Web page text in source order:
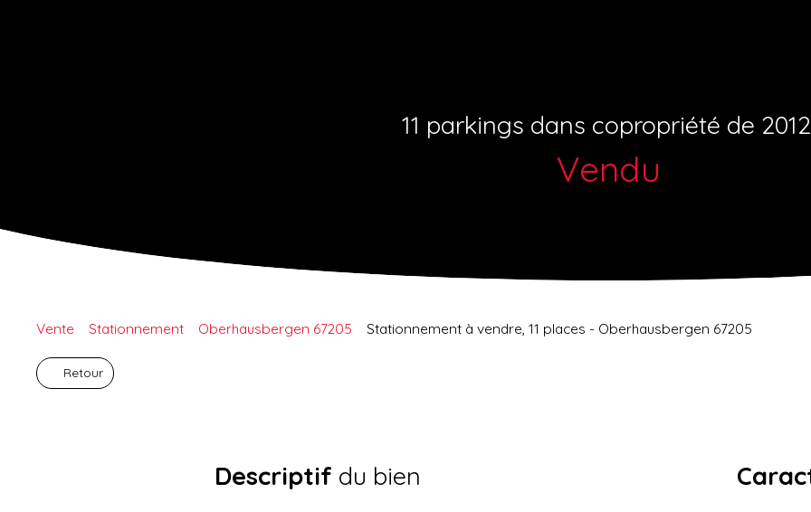
11 parkings dans copropriété de
Vendu
Vente Stationnement Oberhausbergen 67205 Stationnement à vendre, 11 places - Oberhausbergen 67205
Retour
Descriptif du bien